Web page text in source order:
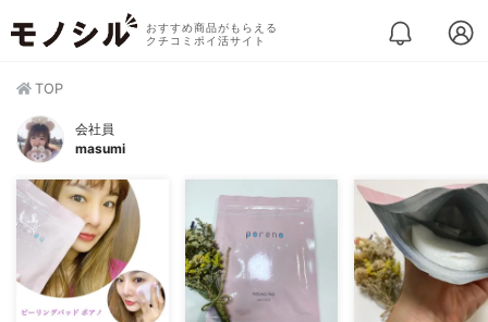
おすすめ商品がもらえる
クチコミポイ活サイト
TOP
会社員
masumi